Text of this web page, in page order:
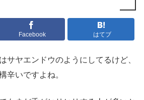
Facebook はてブ
サヤエンドウのようにしてるけど、
辛いですよね。